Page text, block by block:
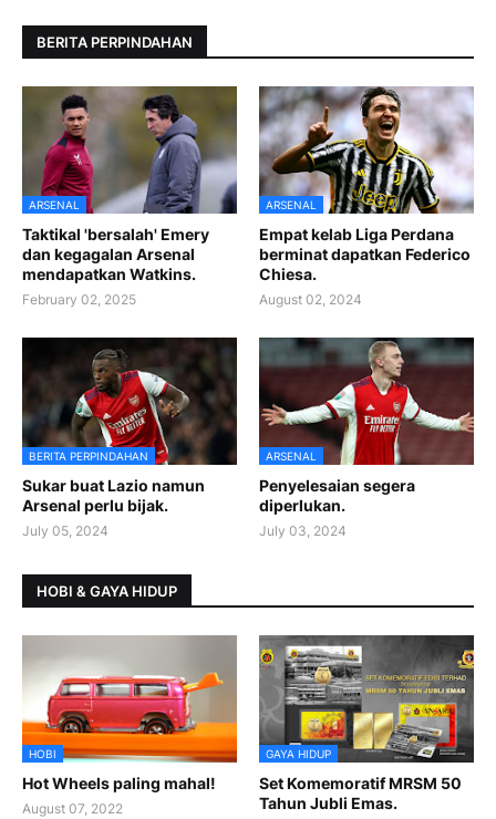
BERITA PERPINDAHAN
ARSENAL
Taktikal 'bersalah' Emery
dan kegagalan Arsenal
mendapatkan Watkins.
February 02, 2025
ARSENAL
Empat kelab Liga Perdana
berminat dapatkan Federico
Chiesa.
August 02, 2024
BERITA PERPINDAHAN
Sukar buat Lazio namun
Arsenal perlu bijak.
July 05, 2024
ARSENAL
Penyelesaian segera
diperlukan.
July 03, 2024
HOBI & GAYA HIDUP
HOBI
Hot Wheels paling mahal!
August 07, 2022
GAYA HIDUP
Set Komemoratif MRSM 50
Tahun Jubli Emas.